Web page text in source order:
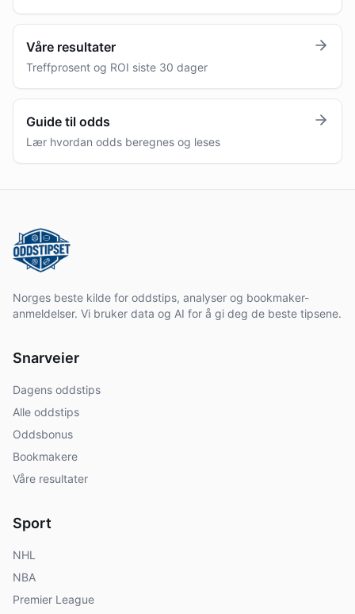
Våre resultater
Treffprosent og ROI siste 30 dager
Guide til odds
Lær hvordan odds beregnes og leses
Norges beste kilde for oddstips, analyser og bookmaker-
anmeldelser. Vi bruker data og AI for å gi deg de beste tipsene.
Snarveier
Dagens oddstips
Alle oddstips
Oddsbonus
Bookmakere
Våre resultater
Sport
NHL
NBA
Premier League